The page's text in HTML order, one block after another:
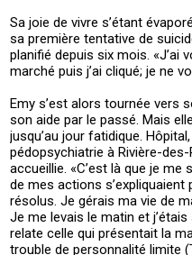
Sa joie de vivre s’étant
sa première tentative de
planifié depuis six mois. «J’ai
marché puis j’ai cliqué; je ne
Emy s’est alors tournée vers
son aide par le passé. Mais
jusqu’au jour fatidique.
pédopsychiatrie à Rivière-
accueillie. «C’est là que je
de mes actions
résolus. Je gérais ma vie de
Je me levais le matin et
relate celle qui présentait la
trouble de personnalité limite